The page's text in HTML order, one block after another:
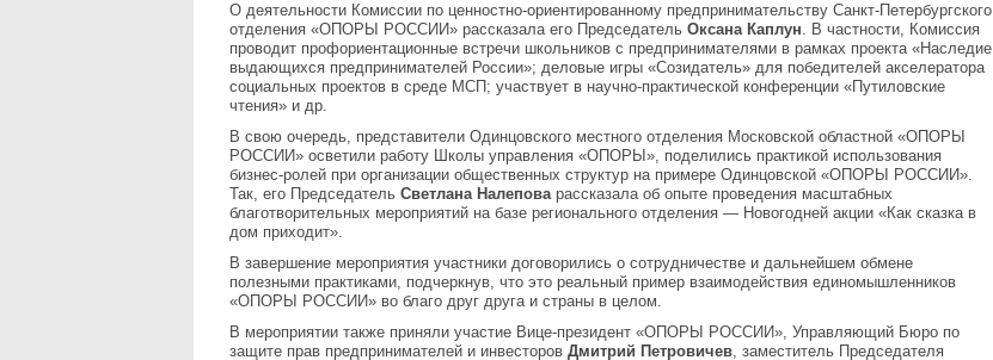
О деятельности Комиссии по ценностно-ориентированному предпринимательству Санкт-Петербургского
отделения «ОПОРЫ РОССИИ» рассказала его Председатель Оксана Каплун. В частности, Комиссия
проводит профориентационные встречи школьников с предпринимателями в рамках проекта «Наследие
выдающихся предпринимателей России»; деловые игры «Созидатель» для победителей акселератора
социальных проектов в среде МСП; участвует в научно-практической конференции «Путиловские
чтения» и др.
В свою очередь, представители Одинцовского местного отделения Московской областной «ОПОРЫ
РОССИИ» осветили работу Школы управления «ОПОРЫ», поделились практикой использования
бизнес-ролей при организации общественных структур на примере Одинцовской «ОПОРЫ РОССИИ».
Так, его Председатель Светлана Налеповарассказала об опыте проведения масштабных
благотворительных мероприятий на базе регионального отделения — Новогодней акции «Как сказка в
дом приходит».
В завершение мероприятия участники договорились о сотрудничестве и дальнейшем обмене
полезными практиками, подчеркнув, что это реальный пример взаимодействия единомышленников
«ОПОРЫ РОССИИ» во благо друг друга и страны в целом.
В мероприятии также приняли участие Вице-президент «ОПОРЫ РОССИИ», Управляющий Бюро по
защите прав предпринимателей и инвесторов Дмитрий Петровичев, заместитель Председателя